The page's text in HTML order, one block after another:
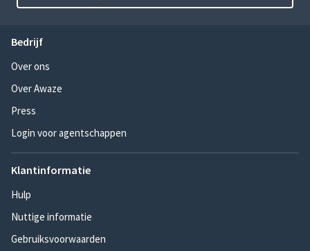
Bedrijf
Over ons
Over Awaze
Press
Login voor agentschappen
Klantinformatie
Hulp
Nuttige informatie
Gebruiksvoorwaarden